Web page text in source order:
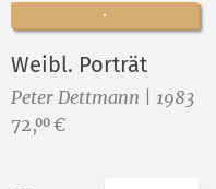
Weibl. Porträt
Peter Dettmann | 1983
Preis:
72,00 €